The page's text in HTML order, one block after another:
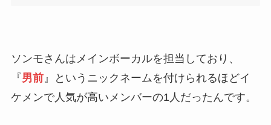
ソンモさんはメインボーカルを担当しており、
『男前』というニックネームを付けられるほどイ
ケメンで人気が高いメンバーの1人だったんです。